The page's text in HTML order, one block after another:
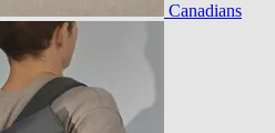
Canadians